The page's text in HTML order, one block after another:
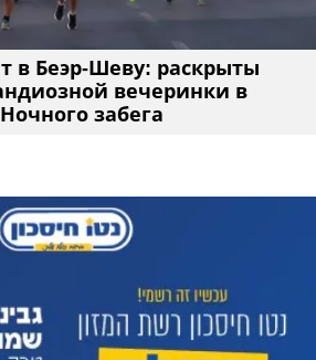
в Беэр-Шеву: раскрыты
вечеринки в
забега